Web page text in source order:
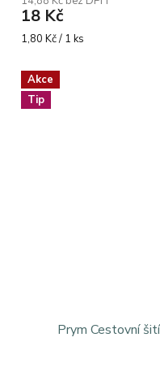
18 Kč
Měrná
1,80 Kč / 1 ks
Akce
Tip
Prym Cestovní